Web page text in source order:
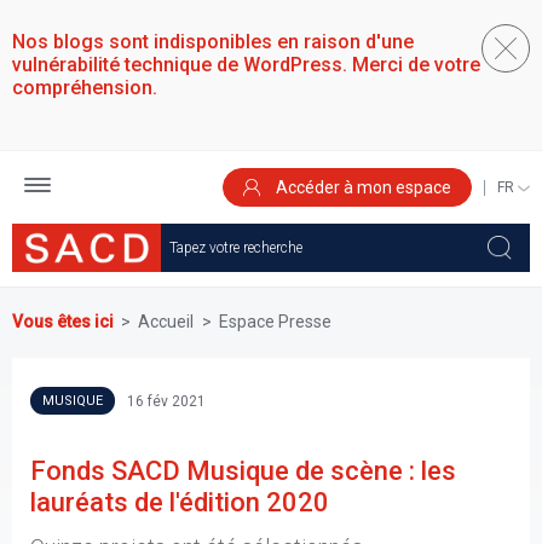
au
contenu
principal
Nos blogs sont indisponibles en raison d'une
vulnérabilité technique de WordPress. Merci de votre
compréhension.
Accéder à mon espace
YOUR
Vous êtes ici Accueil Espace Presse
MUSIQUE 16 fév 2021
Fonds SACD Musique de scène : les
lauréats de l'édition 2020